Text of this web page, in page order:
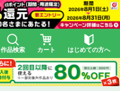
作品検索 カート はじめての方へ